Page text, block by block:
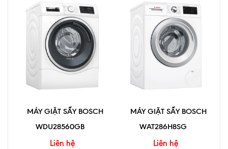
MÁY GIẶT SẤY BOSCH
WDU28560GB
Liên hệ
MÁY GIẶT SẤY BOSCH
WAT286H8SG
Liên hệ